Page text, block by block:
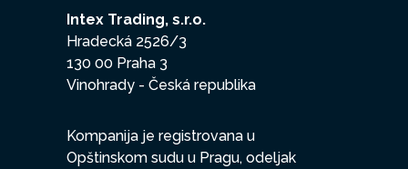
Intex Trading, s.r.o.
Hradecká 2526/3
130 00 Praha 3
Vinohrady - Česká republika
Kompanija je registrovana u
Opštinskom sudu u Pragu, odeljak